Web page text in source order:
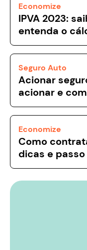
Economize
IPVA 2023:
entenda o
Seguro Auto
Acionar
acionar e
Economize
Como
dicas e